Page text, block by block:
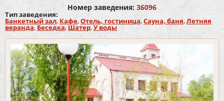
Номер заведения: 36096
Тип заведения:
Банкетный зал, Кафе,Отель, гостиница,Сауна, баня,Летняя
веранда,Беседка,Шатер,У воды